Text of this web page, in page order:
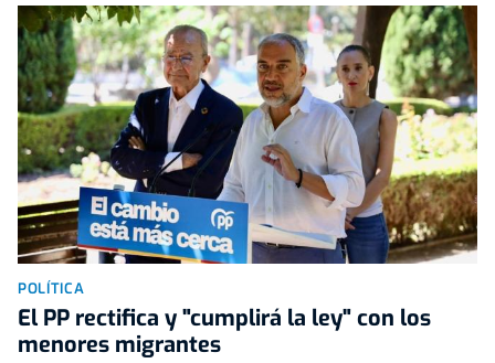
POLÍTICA
El PP rectifica y "cumplirá la ley" con los
menores migrantes